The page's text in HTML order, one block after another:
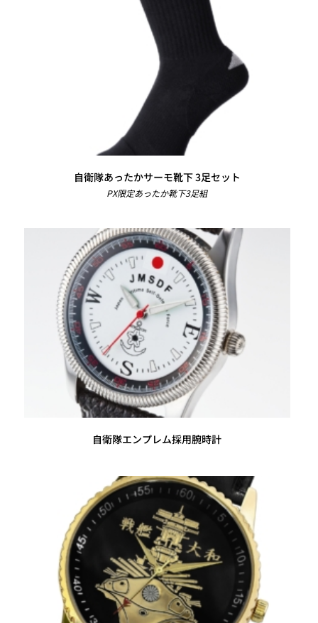
自衛隊あったかサーモ靴下 3足セット
PX限定あったか靴下3足組
自衛隊エンプレム採用腕時計